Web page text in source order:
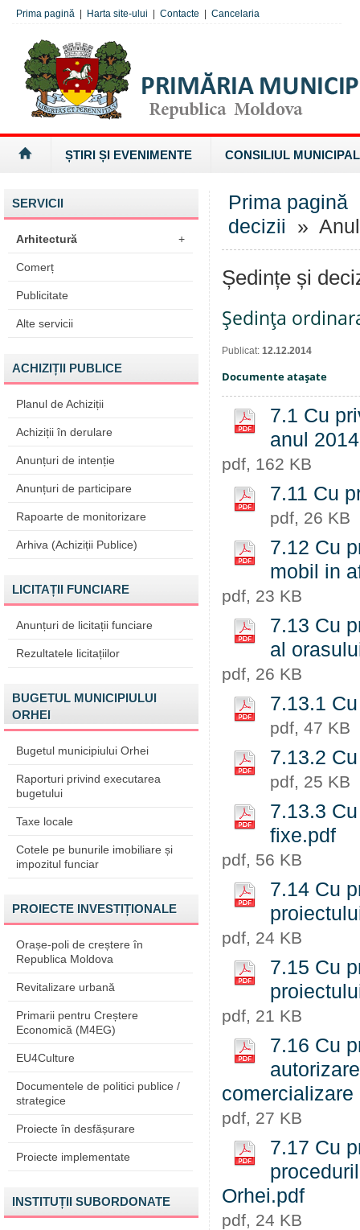
Prima pagină Harta site-ului Contacte Cancelaria
ȘTIRI ȘI EVENIMENTE CONSILIUL MUNICIPAL
SERVICII
Arhitectură +
Comerț
Publicitate
Alte servicii
ACHIZIȚII PUBLICE
Planul de Achiziții
Achiziții în derulare
Anunțuri de intenție
Anunțuri de participare
Rapoarte de monitorizare
Arhiva (Achiziții Publice)
LICITAȚII FUNCIARE
Anunțuri de licitații funciare
Rezultatele licitațiilor
BUGETUL MUNICIPIULUI
ORHEI
Bugetul municipiului Orhei
Raporturi privind executarea
bugetului
Taxe locale
Cotele pe bunurile imobiliare și
impozitul funciar
PROIECTE INVESTIȚIONALE
Orașe-poli de creștere în
Republica Moldova
Revitalizare urbană
Primarii pentru Creștere
Economică (M4EG)
EU4Culture
Documentele de politici publice /
strategice
Proiecte în desfășurare
Proiecte implementate
INSTITUȚII SUBORDONATE
Prima pagină
decizii »
Ședințe și
Şedinţa
Publicat: 12.12.2014
Documente ataşate
7.1 Cu
anul
pdf, 162 KB
7.11 Cu
pdf, 26 KB
7.12 Cu
mobil in
pdf, 23 KB
7.13 Cu
al
pdf, 26 KB
7.13.1
pdf, 47 KB
7.13.2
pdf, 25 KB
7.13.3
fixe.pdf
pdf, 56 KB
7.14 Cu
pdf, 24 KB
7.15 Cu
pdf, 21 KB
7.16 Cu
pdf, 27 KB
7.17 Cu
Orhei.pdf
pdf, 24 KB